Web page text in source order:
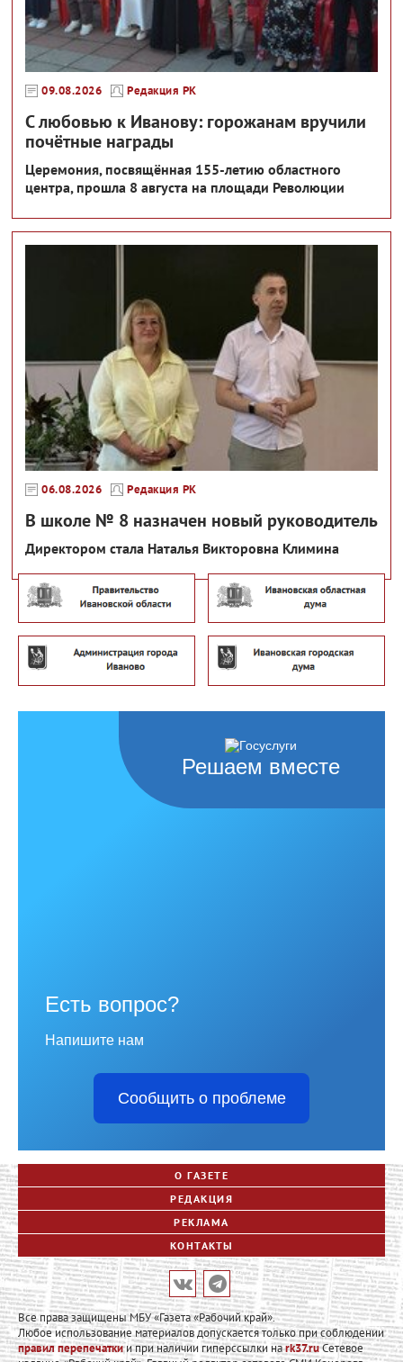
09.08.2026 Редакция РК
С любовью к Иванову: горожанам вручили
почётные награды
Церемония, посвящённая 155-летию областного
центра, прошла 8 августа на площади Революции
06.08.2026 Редакция РК
В школе № 8 назначен новый руководитель
Директором стала Наталья Викторовна Климина
Решаем вместе
Есть вопрос?
Напишите нам
Сообщить о проблеме
О ГАЗЕТЕ
РЕДАКЦИЯ
РЕКЛАМА
КОНТАКТЫ
Все права защищены МБУ «Газета «Рабочий край».
Любое использование материалов допускается только при соблюдении
правил перепечаткии при наличии гиперссылки наrk37.ruСетевое